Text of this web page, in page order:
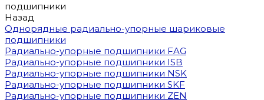
подшипники
Назад
Однорядные радиально-упорные шариковые
подшипники
Радиально-упорные подшипники FAG
Радиально-упорные подшипники ISB
Радиально-упорные подшипники NSK
Радиально-упорные подшипники SKF
Радиально-упорные подшипники ZEN